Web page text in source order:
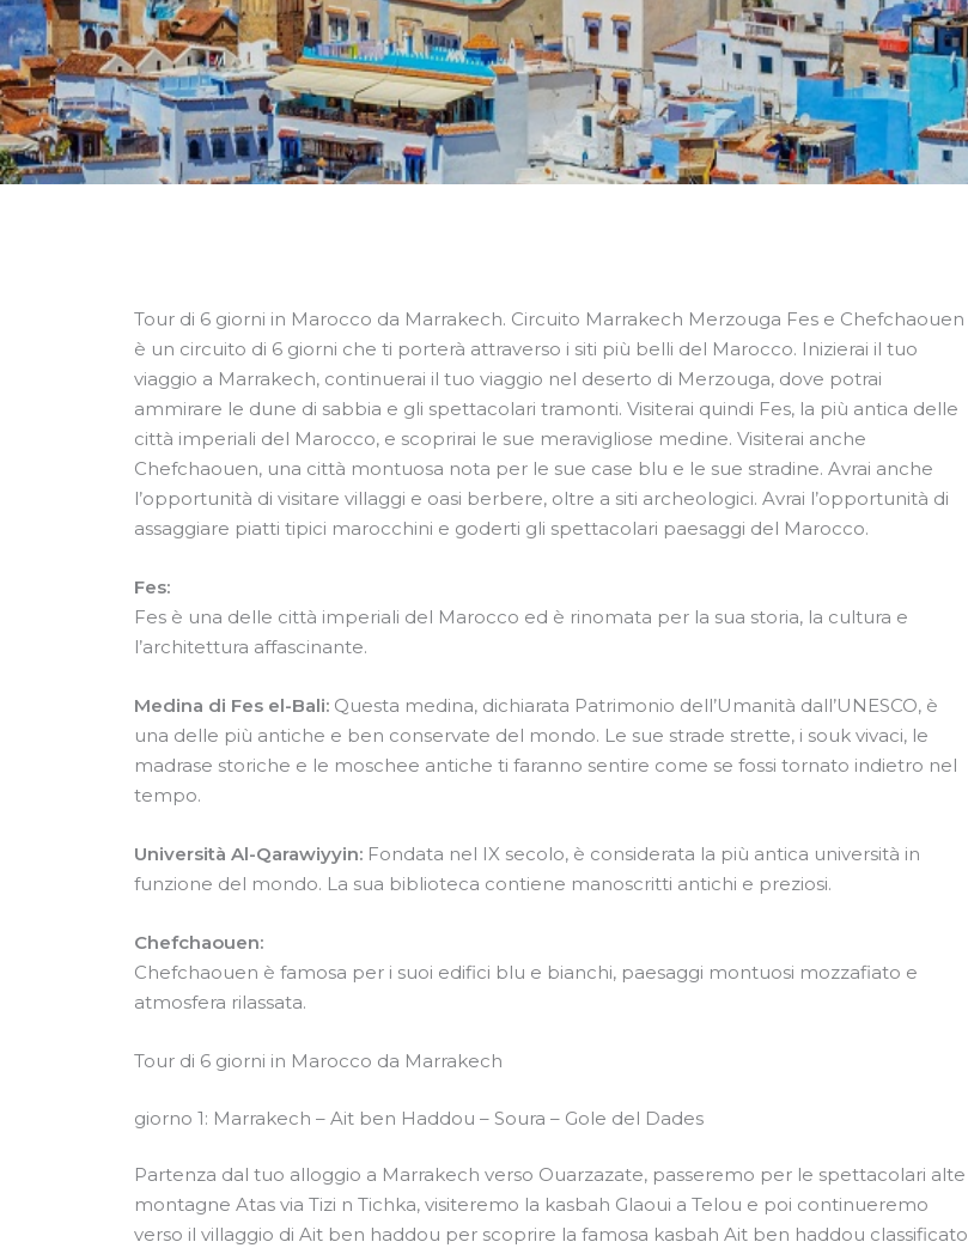
Tour di 6 giorni in Marocco da Marrakech. Circuito Marrakech Merzouga Fes e Chefchaouen
è un circuito di 6 giorni che ti porterà attraverso i siti più belli del Marocco. Inizierai il tuo
viaggio a Marrakech, continuerai il tuo viaggio nel deserto di Merzouga, dove potrai
ammirare le dune di sabbia e gli spettacolari tramonti. Visiterai quindi Fes, la più antica delle
città imperiali del Marocco, e scoprirai le sue meravigliose medine. Visiterai anche
Chefchaouen, una città montuosa nota per le sue case blu e le sue stradine. Avrai anche
l’opportunità di visitare villaggi e oasi berbere, oltre a siti archeologici. Avrai l’opportunità di
assaggiare piatti tipici marocchini e goderti gli spettacolari paesaggi del Marocco.
Fes:
Fes è una delle città imperiali del Marocco ed è rinomata per la sua storia, la cultura e
l’architettura affascinante.
Medina di Fes el-Bali: Questa medina, dichiarata Patrimonio dell’Umanità dall’UNESCO, è
una delle più antiche e ben conservate del mondo. Le sue strade strette, i souk vivaci, le
madrase storiche e le moschee antiche ti faranno sentire come se fossi tornato indietro nel
tempo.
Università Al-Qarawiyyin: Fondata nel IX secolo, è considerata la più antica università in
funzione del mondo. La sua biblioteca contiene manoscritti antichi e preziosi.
Chefchaouen:
Chefchaouen è famosa per i suoi edifici blu e bianchi, paesaggi montuosi mozzafiato e
atmosfera rilassata.
Tour di 6 giorni in Marocco da Marrakech
giorno 1: Marrakech – Ait ben Haddou – Soura – Gole del Dades
Partenza dal tuo alloggio a Marrakech verso Ouarzazate, passeremo per le spettacolari alte
montagne Atas via Tizi n Tichka, visiteremo la kasbah Glaoui a Telou e poi continueremo
verso il villaggio di Ait ben haddou per scoprire la famosa kasbah Ait ben haddou classificato